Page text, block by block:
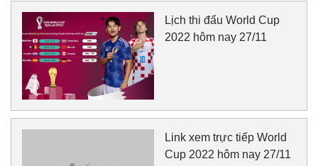
Lịch thi đấu World Cup
2022 hôm nay 27/11
Link xem trực tiếp World
Cup 2022 hôm nay 27/11